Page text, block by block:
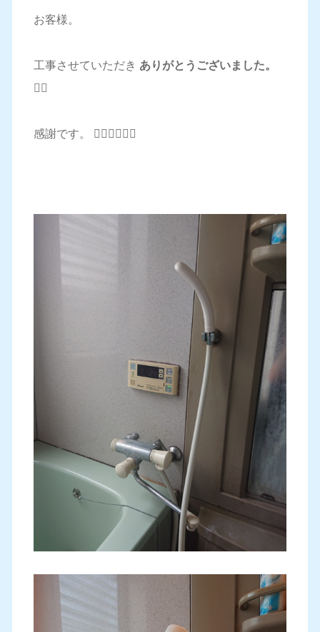
お客様。
工事させていただき ありがとうございました。
🙇‍♂️
感謝です。 🙇‍♂️🙇‍♂️🙇‍♂️